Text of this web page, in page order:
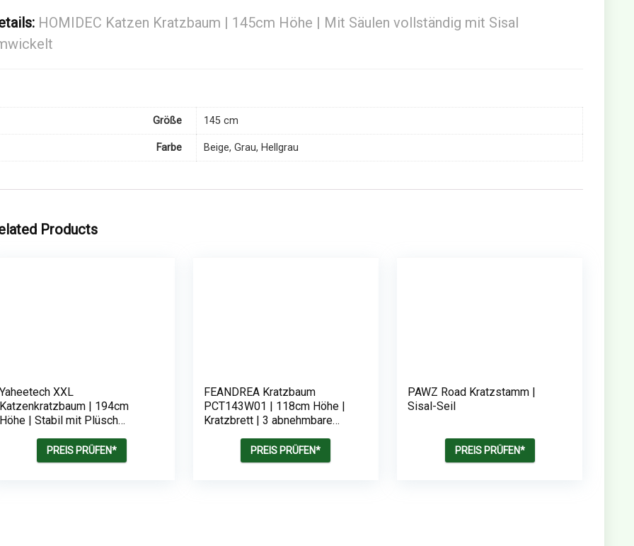
HOMIDEC Katzen Kratzbaum | 145cm Höhe | Mit Säulen vollständig mit Sisal
Größe 145 cm
Farbe Beige, Grau, Hellgrau
Products
Yaheetech XXL
Katzenkratzbaum | 194cm
Höhe | Stabil mit Plüsch
PREIS PRÜFEN*
FEANDREA Kratzbaum
PCT143W01 | 118cm Höhe |
Kratzbrett | 3 abnehmbare
PREIS PRÜFEN*
PAWZ Road Kratzstamm |
Sisal-Seil
PREIS PRÜFEN*